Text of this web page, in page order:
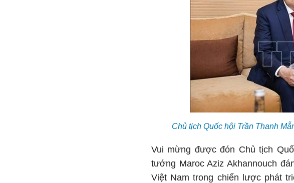
Chủ tịch Quốc hội Trần Thanh
Vui mừng được đón Chủ tịch
tướng Maroc Aziz Akhannouch
Việt Nam trong chiến lược phát